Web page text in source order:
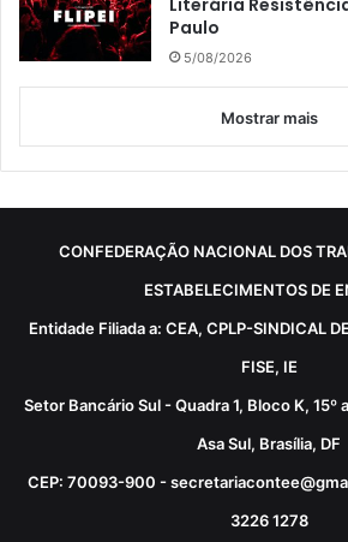
Paulo
5/08/2026
Mostrar mais
CONFEDERAÇÃO NACIONAL DOS
ESTABELECIMENTOS DE
Entidade Filiada a: CEA, CPLP-SINDICAL
FISE, IE
Setor Bancário Sul - Quadra 1, Bloco K, 15º
Asa Sul, Brasília, DF
CEP: 70093-900 -
3226 1278